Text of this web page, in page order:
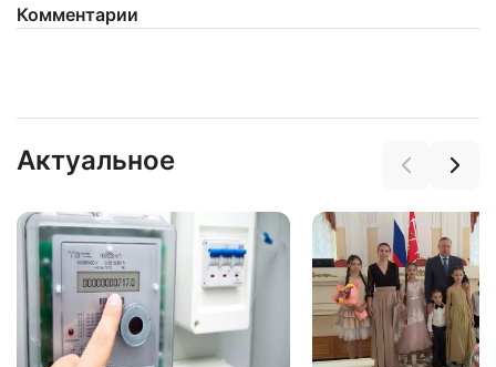
Комментарии
Актуальное
Нажимая на кнопку "Отправить" вы
соглашаетесь сполитикой конфиденциальности